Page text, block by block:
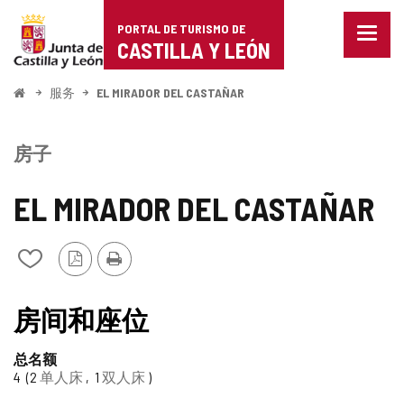
Portal
de
Turismo
Castilla
León
PORTAL DE TURISMO DE
CASTILLA Y LEÓN
菜
选
项
开
服务 EL MIRADOR DEL CASTAÑAR
EL MIRADOR DEL CASTAÑAR
从
笔
记
中
添
PDF
版
打
印
房子
房间和座位
总名额
4 2 单人床 1 双人床